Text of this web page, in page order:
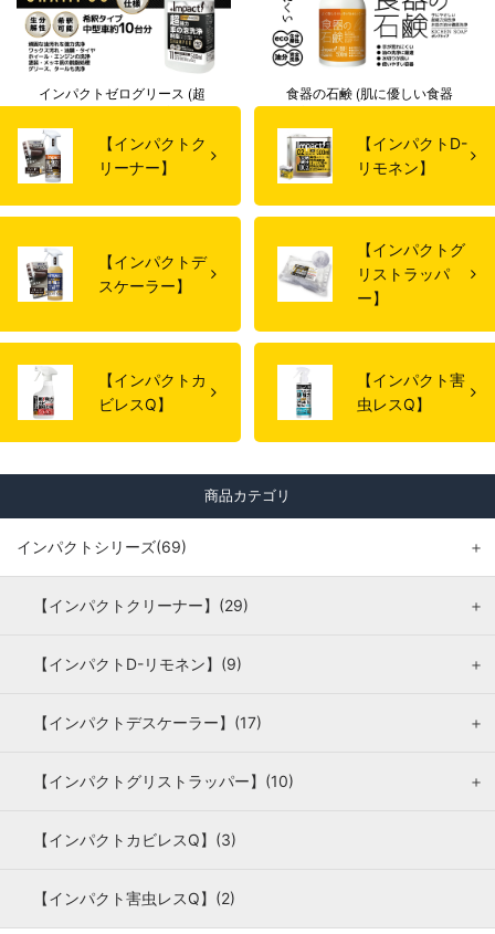
【インパクトク
リーナー】
【インパクトD-
リモネン】
【インパクトデ
スケーラー】
【インパクトグ
リストラッパ
ー】
【インパクトカ
ビレスQ】
【インパクト害
虫レスQ】
商品カテゴリ
インパクトシリーズ(69) ＋
【インパクトクリーナー】(29) ＋
【インパクトD-リモネン】(9) ＋
【インパクトデスケーラー】(17) ＋
【インパクトグリストラッパー】(10) ＋
【インパクトカビレスQ】(3)
【インパクト害虫レスQ】(2)